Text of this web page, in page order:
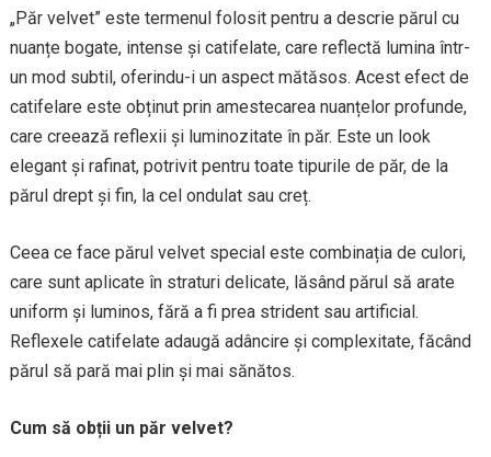
„Păr velvet” este termenul folosit pentru a descrie părul cu
nuanțe bogate, intense și catifelate, care reflectă lumina într-
un mod subtil, oferindu-i un aspect mătăsos. Acest efect de
catifelare este obținut prin amestecarea nuanțelor profunde,
care creează reflexii și luminozitate în păr. Este un look
elegant și rafinat, potrivit pentru toate tipurile de păr, de la
părul drept și fin, la cel ondulat sau creț.
Ceea ce face părul velvet special este combinația de culori,
care sunt aplicate în straturi delicate, lăsând părul să arate
uniform și luminos, fără a fi prea strident sau artificial.
Reflexele catifelate adaugă adâncire și complexitate, făcând
părul să pară mai plin și mai sănătos.
Cum să obții un păr velvet?